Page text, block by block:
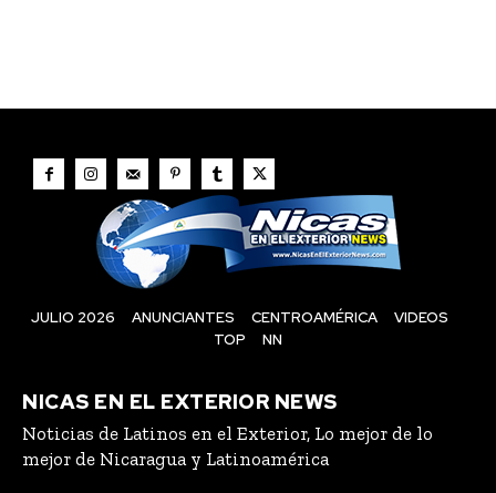
JULIO 2026 ANUNCIANTES CENTROAMÉRICA
VIDEOS
TOP
NN
NICAS EN EL EXTERIOR NEWS
Noticias de Latinos en el Exterior, Lo mejor de lo
mejor de Nicaragua y Latinoamérica